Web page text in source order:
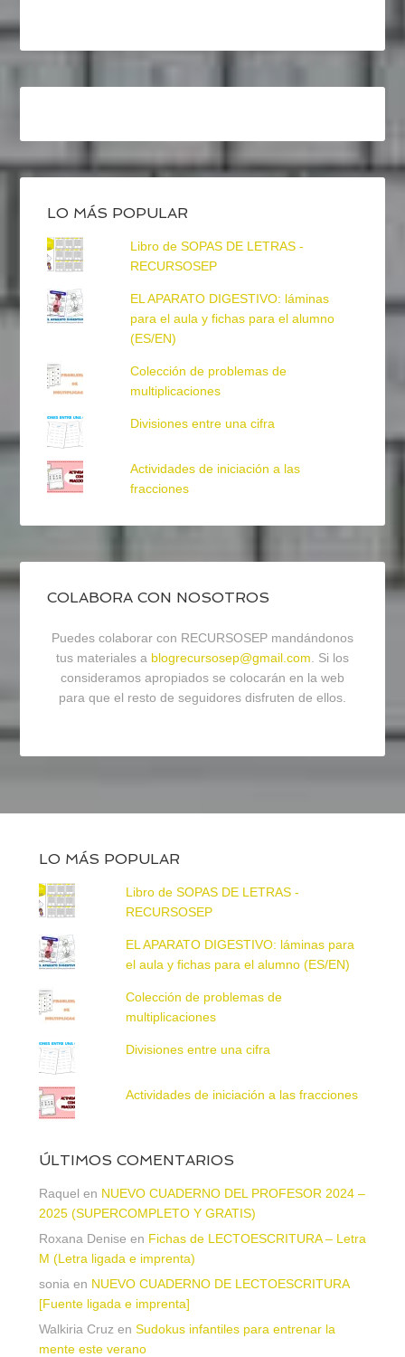
LO MÁS POPULAR
Libro de SOPAS DE LETRAS -
RECURSOSEP
EL APARATO DIGESTIVO: láminas
para el aula y fichas para el alumno
(ES/EN)
Colección de problemas de
multiplicaciones
Divisiones entre una cifra
Actividades de iniciación a las
fracciones
COLABORA CON NOSOTROS
Puedes colaborar con RECURSOSEP mandándonos
tus materiales a blogrecursosep@gmail.com. Si los
consideramos apropiados se colocarán en la web
para que el resto de seguidores disfruten de ellos.
LO MÁS POPULAR
Libro de SOPAS DE LETRAS -
RECURSOSEP
EL APARATO DIGESTIVO: láminas para
el aula y fichas para el alumno (ES/EN)
Colección de problemas de
multiplicaciones
Divisiones entre una cifra
Actividades de iniciación a las fracciones
ÚLTIMOS COMENTARIOS
Raquel en NUEVO CUADERNO DEL PROFESOR 2024 –
2025 (SUPERCOMPLETO Y GRATIS)
Roxana Denise en Fichas de LECTOESCRITURA – Letra
M (Letra ligada e imprenta)
sonia en NUEVO CUADERNO DE LECTOESCRITURA
[Fuente ligada e imprenta]
Walkiria Cruz en Sudokus infantiles para entrenar la
mente este verano